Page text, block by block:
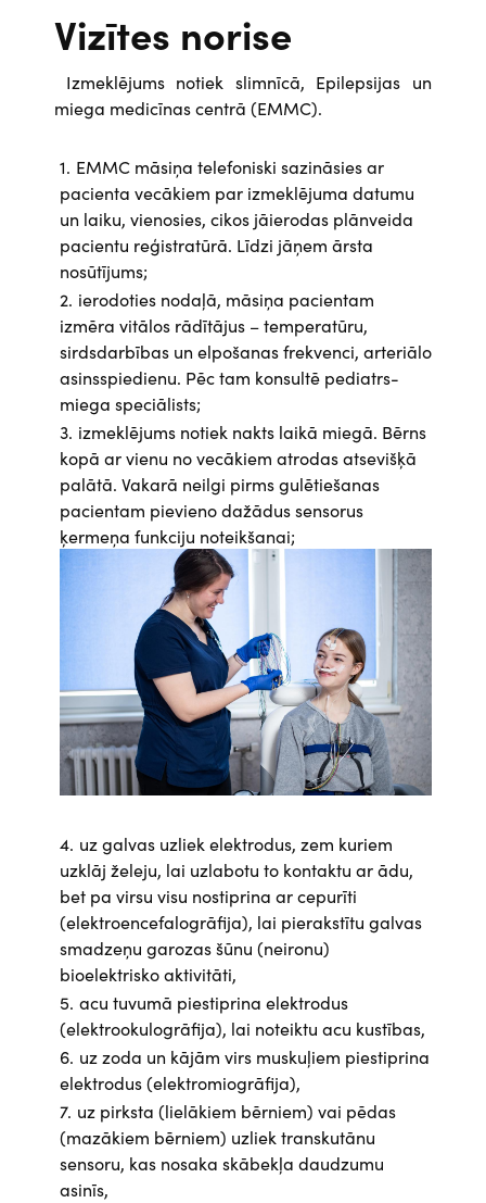
Vizītes norise
Izmeklējums notiek slimnīcā, Epilepsijas un
miega medicīnas centrā (EMMC).
EMMC māsiņa telefoniski sazināsies ar
pacienta vecākiem par izmeklējuma datumu
un laiku, vienosies, cikos jāierodas plānveida
pacientu reģistratūrā. Līdzi jāņem ārsta
nosūtījums;
ierodoties nodaļā, māsiņa pacientam
izmēra vitālos rādītājus – temperatūru,
sirdsdarbības un elpošanas frekvenci, arteriālo
asinsspiedienu. Pēc tam konsultē pediatrs-
miega speciālists;
izmeklējums notiek nakts laikā miegā. Bērns
kopā ar vienu no vecākiem atrodas atsevišķā
palātā. Vakarā neilgi pirms gulētiešanas
pacientam pievieno dažādus sensorus
ķermeņa funkciju noteikšanai;
Attēls
uz galvas uzliek elektrodus, zem kuriem
uzklāj želeju, lai uzlabotu to kontaktu ar ādu,
bet pa virsu visu nostiprina ar cepurīti
(elektroencefalogrāfija), lai pierakstītu galvas
smadzeņu garozas šūnu (neironu)
bioelektrisko aktivitāti,
acu tuvumā piestiprina elektrodus
(elektrookulogrāfija), lai noteiktu acu kustības,
uz zoda un kājām virs muskuļiem piestiprina
elektrodus (elektromiogrāfija),
uz pirksta (lielākiem bērniem) vai pēdas
(mazākiem bērniem) uzliek transkutānu
sensoru, kas nosaka skābekļa daudzumu
asinīs,